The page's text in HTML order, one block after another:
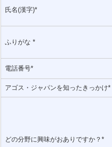
氏名(漢字)*
ふりがな *
電話番号*
アゴス・ジャパンを知ったきっかけ*
どの分野に興味がおありですか？*